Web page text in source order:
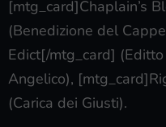
[mtg_card]Chaplain’s
(Benedizione del
Edict[/mtg_card] (Editto
Angelico),
(Carica dei Giusti).